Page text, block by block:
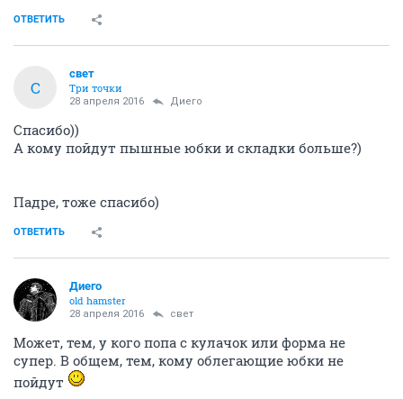
ОТВЕТИТЬ
С
свет
Три точки
28 апреля 2016 Диего
Спасибо))
А кому пойдут пышные юбки и складки больше?)
Падре, тоже спасибо)
ОТВЕТИТЬ
Диего
old hamster
28 апреля 2016 свет
Может, тем, у кого попа с кулачок или форма не
супер. В общем, тем, кому облегающие юбки не
пойдут